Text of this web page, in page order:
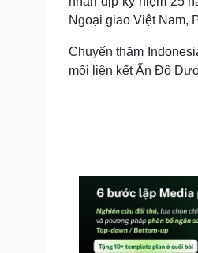
Ngoại giao Việt Nam,
Chuyến thăm
mối liên kết Ấn Độ